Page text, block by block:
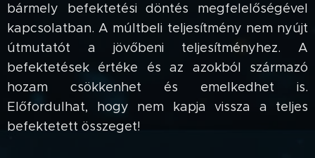
bármely befektetési döntés megfelelőségével
kapcsolatban. A múltbeli teljesítmény nem nyújt
útmutatót a jövőbeni teljesítményhez. A
befektetések értéke és az azokból származó
hozam csökkenhet és emelkedhet is.
Előfordulhat, hogy nem kapja vissza a teljes
befektetett összeget!
A
láthatatlan